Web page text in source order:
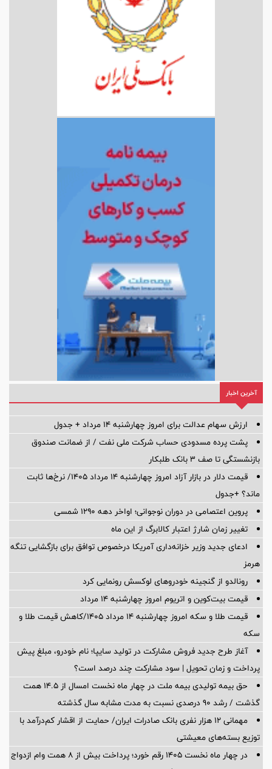
آخرین اخبار
ارزش سهام عدالت برای امروز چهارشنبه ۱۴ مرداد + جدول
پشت پرده‌ مسدودی حساب شرکت ملی نفت / از ضمانت صندوق
بازنشستگی تا صف ۳ بانک طلبکار
قیمت دلار در بازار آزاد امروز چهارشنبه ۱۴ مرداد ۱۴۰۵/ نرخ‌ها ثابت
ماند؟ +جدول
پروین اعتصامی در دوران نوجوانی؛ اواخر دهه ۱۲۹۰ شمسی
تغییر زمان شارژ اعتبار کالابرگ از این ماه
ادعای جدید وزیر خزانه‌داری آمریکا درخصوص توافق برای بازگشایی تنگه
هرمز
رونالدو از گنجینه خودروهای لوکسش رونمایی کرد
قیمت بیت‌کوین و اتریوم امروز چهارشنبه ۱۴ مرداد
قیمت طلا و سکه امروز چهارشنبه ۱۴ مرداد ۱۴۰۵/کاهش قیمت طلا و
سکه
آغاز طرح جدید فروش مشارکت در تولید سایپا؛ نام خودرو، مبلغ پیش
پرداخت و زمان تحویل | سود مشارکت چند درصد است؟
حق بیمه تولیدی بیمه ملت در چهار ماه نخست امسال از 14.5 همت
گذشت / رشد 90 درصدی نسبت به مدت مشابه سال گذشته
مهمانی ۱۲ هزار نفری بانک صادرات ایران/ حمایت از اقشار کم‌درآمد با
توزیع بسته‌های معیشتی
در چهار ماه نخست ۱۴۰۵ رقم خورد؛ پرداخت بیش از ۸ همت وام ازدواج